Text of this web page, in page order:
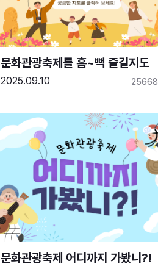
문화관광축제를 흠~뻑 즐길지도
2025.09.10 25668
문화관광축제 어디까지 가봤니?!